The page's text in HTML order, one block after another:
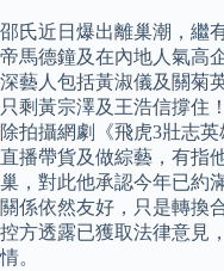
邵氏近日爆出離巢潮，繼
帝馬德鐘及在內地人氣高
深藝人包括黃淑儀及關菊
只剩黃宗澤及王浩信撐住
除拍攝網劇《飛虎3壯志
直播帶貨及做綜藝，有指
巢，對此他承認今年已約
關係依然友好，只是轉換
控方透露已獲取法律意見
情。